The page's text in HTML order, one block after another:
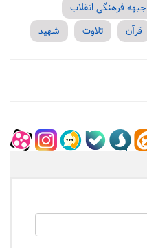
جبهه فرهنگی انقلاب
قرآن تلاوت شهید